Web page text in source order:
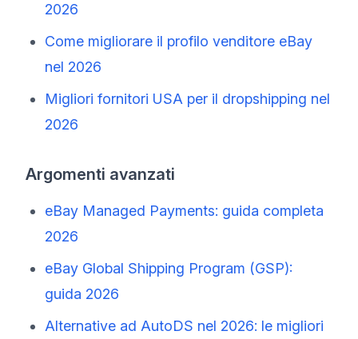
2026
Come migliorare il profilo venditore eBay
nel 2026
Migliori fornitori USA per il dropshipping nel
2026
Argomenti avanzati
eBay Managed Payments: guida completa
2026
eBay Global Shipping Program (GSP):
guida 2026
Alternative ad AutoDS nel 2026: le migliori